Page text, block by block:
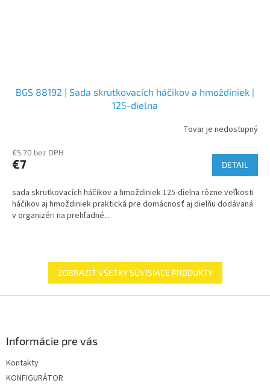
BGS 88192 | Sada skrutkovacích háčikov a hmoždiniek |
125-dielna
Tovar je nedostupný
€5,70 bez DPH
€7 DETAIL
sada skrutkovacích háčikov a hmoždiniek 125-dielna rôzne veľkosti
háčikov aj hmoždiniek praktická pre domácnosť aj dielňu dodávaná
v organizéri na prehľadné...
ZOBRAZIŤ VŠETKY SÚVISIACE PRODUKTY
Informácie pre vás
Kontakty
KONFIGURÁTOR